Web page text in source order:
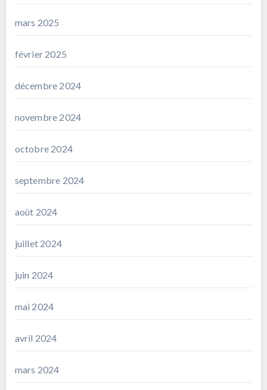
mars 2025
février 2025
décembre 2024
novembre 2024
octobre 2024
septembre 2024
août 2024
juillet 2024
juin 2024
mai 2024
avril 2024
mars 2024